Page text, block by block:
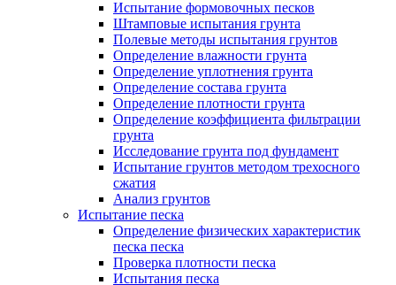
Испытание формовочных песков
Штамповые испытания грунта
Полевые методы испытания грунтов
Определение влажности грунта
Определение уплотнения грунта
Определение состава грунта
Определение плотности грунта
Определение коэффициента фильтрации
грунта
Исследование грунта под фундамент
Испытание грунтов методом трехосного
сжатия
Анализ грунтов
Испытание песка
Определение физических характеристик
песка песка
Проверка плотности песка
Испытания песка